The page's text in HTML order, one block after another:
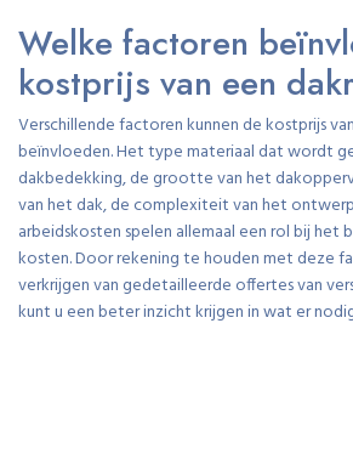
Welke factoren
kostprijs van een
Verschillende factoren kunnen de kostprijs
beïnvloeden. Het type materiaal dat wordt
dakbedekking, de grootte van het
van het dak, de complexiteit van het
arbeidskosten spelen allemaal een rol bij het
kosten. Door rekening te houden met deze
verkrijgen van gedetailleerde offertes van
kunt u een beter inzicht krijgen in wat er